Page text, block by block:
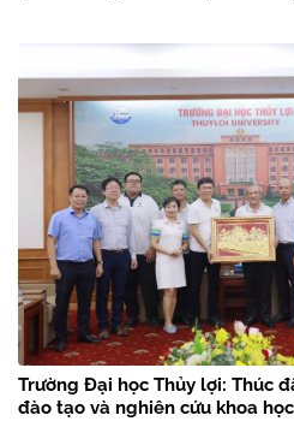
Trường Đại học Thủy lợi: Thúc
đào tạo và nghiên cứu khoa học